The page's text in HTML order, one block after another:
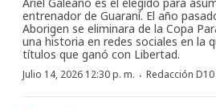
entrenador de Guaraní. El año
Aborigen se eliminara de la Copa
una historia en redes sociales en la
títulos que ganó con Libertad.
Julio 14, 2026 12:30 p. m. · Redacción D10